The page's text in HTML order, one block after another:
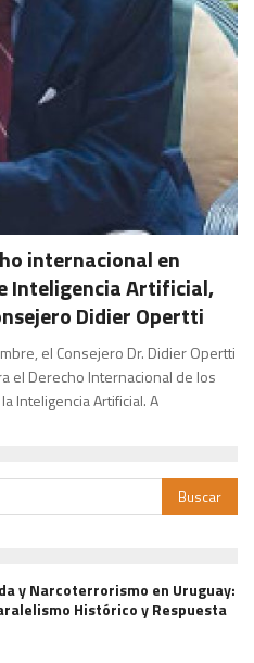
internacional en
Inteligencia Artificial,
Didier Opertti
el Consejero Dr. Didier Opertti
el Derecho Internacional de los
Inteligencia Artificial. A
y Narcoterrorismo en Uruguay:
Histórico y Respuesta